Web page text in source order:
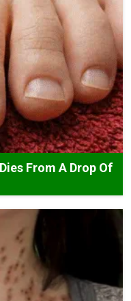
From A Drop Of